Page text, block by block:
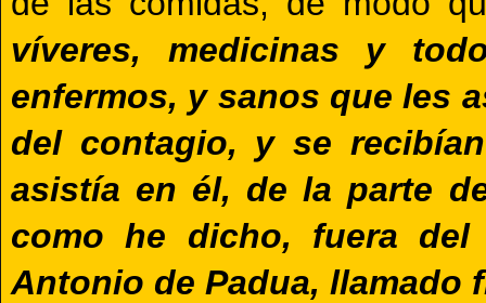
víveres, medicinas y
enfermos, y sanos que les
del contagio, y se
asistía en él, de la parte
como he dicho, fuera
Antonio de Padua, llamado